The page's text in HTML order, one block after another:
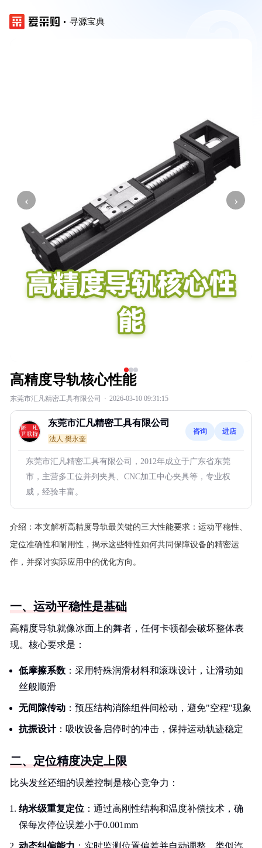
寻源宝典
‹ ›
高精度导轨核心性能
东莞市汇凡精密工具有限公司 · 2026-03-10 09:31:15
东莞市汇凡精密工具有限公司
法人:樊永奎
咨询 进店
东莞市汇凡精密工具有限公司，2012年成立于广东省东莞
市，主营多工位并列夹具、CNC加工中心夹具等，专业权
威，经验丰富。
介绍： 本文解析高精度导轨最关键的三大性能要求：运动平稳性、
定位准确性和耐用性，揭示这些特性如何共同保障设备的精密运
作，并探讨实际应用中的优化方向。
一、运动平稳性是基础
高精度导轨就像冰面上的舞者，任何卡顿都会破坏整体表
现。核心要求是：
低摩擦系数 ：采用特殊润滑材料和滚珠设计，让滑动如
丝般顺滑
无间隙传动 ：预压结构消除组件间松动，避免"空程"现象
抗振设计：吸收设备启停时的冲击，保持运动轨迹稳定
二、定位精度决定上限
比头发丝还细的误差控制是核心竞争力：
纳米级重复定位 ：通过高刚性结构和温度补偿技术，确
保每次停位误差小于0.001mm
动态纠偏能力 ：实时监测位置偏差并自动调整，类似汽